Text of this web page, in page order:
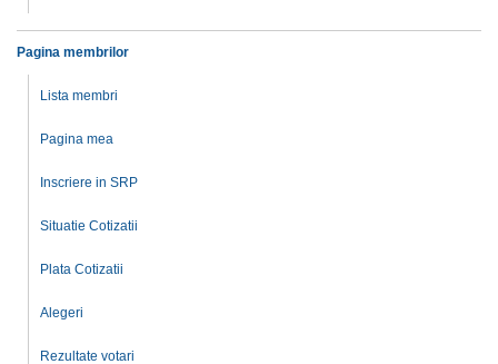
Pagina membrilor
Lista membri
Pagina mea
Inscriere in SRP
Situatie Cotizatii
Plata Cotizatii
Alegeri
Rezultate votari